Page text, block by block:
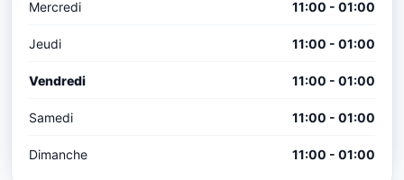
Mercredi 11:00 - 01:00
Jeudi 11:00 - 01:00
Vendredi 11:00 - 01:00
Samedi 11:00 - 01:00
Dimanche 11:00 - 01:00